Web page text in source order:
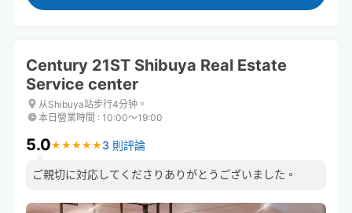
Century 21ST Shibuya Real Estate
Service center
从Shibuya站步行4分钟。
本日營業時間 : 10:00〜19:00
5.0★ ★ ★ ★ ★
★ ★ ★ ★ ★ 3 則評論
ご親切に対応してくださりありがとうございました。